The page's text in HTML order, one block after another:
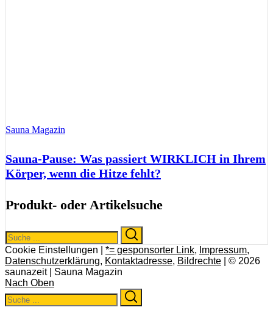
Sauna Magazin
Sauna-Pause: Was passiert WIRKLICH in Ihrem
Körper, wenn die Hitze fehlt?
Produkt- oder Artikelsuche
Search
for:
Cookie Einstellungen | *= gesponsorter Link, Impressum,
Datenschutzerklärung, Kontaktadresse, Bildrechte | © 2026
saunazeit | Sauna Magazin
Nach Oben
Search
for: